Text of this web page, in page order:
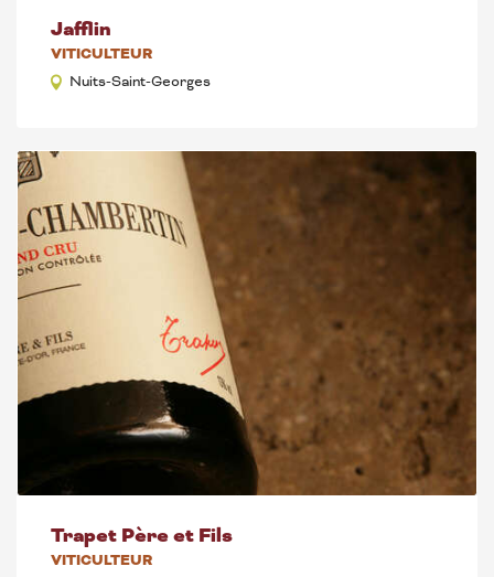
Jafflin
VITICULTEUR
Nuits-Saint-Georges
Trapet Père et Fils
VITICULTEUR